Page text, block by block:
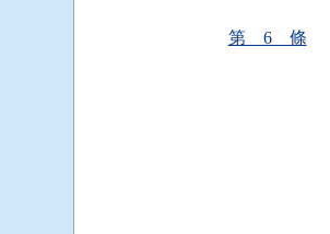
第 6 條